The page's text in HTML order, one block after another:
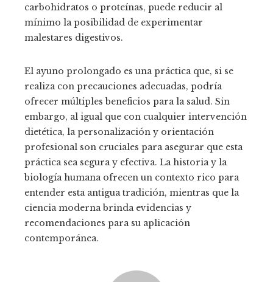
carbohidratos o proteínas, puede reducir al
mínimo la posibilidad de experimentar
malestares digestivos.
El ayuno prolongado es una práctica que, si se
realiza con precauciones adecuadas, podría
ofrecer múltiples beneficios para la salud. Sin
embargo, al igual que con cualquier intervención
dietética, la personalización y orientación
profesional son cruciales para asegurar que esta
práctica sea segura y efectiva. La historia y la
biología humana ofrecen un contexto rico para
entender esta antigua tradición, mientras que la
ciencia moderna brinda evidencias y
recomendaciones para su aplicación
contemporánea.